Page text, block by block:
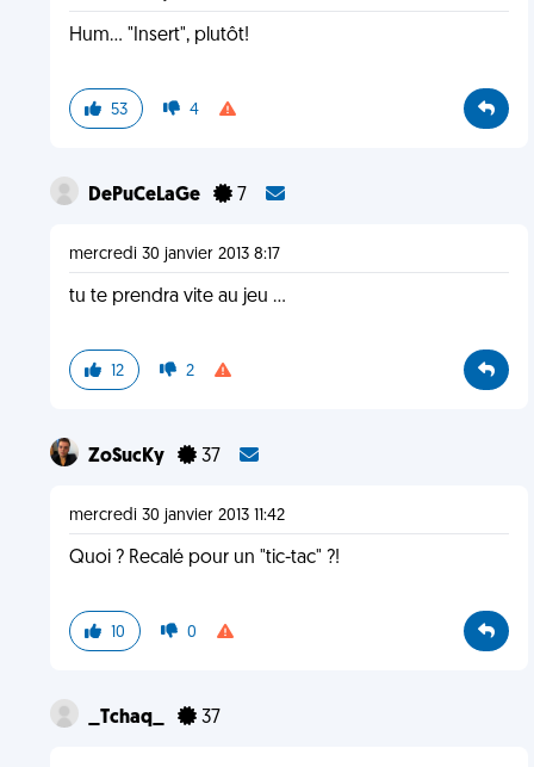
Hum... "Insert", plutôt!
53 4
DePuCeLaGe 7
mercredi 30 janvier 2013 8:17
tu te prendra vite au jeu ...
12 2
ZoSucKy 37
mercredi 30 janvier 2013 11:42
Quoi ? Recalé pour un "tic-tac" ?!
10 0
_Tchaq_ 37